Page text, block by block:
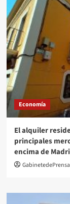
Economía
El alquiler
principales
encima de
GabinetedePrensa